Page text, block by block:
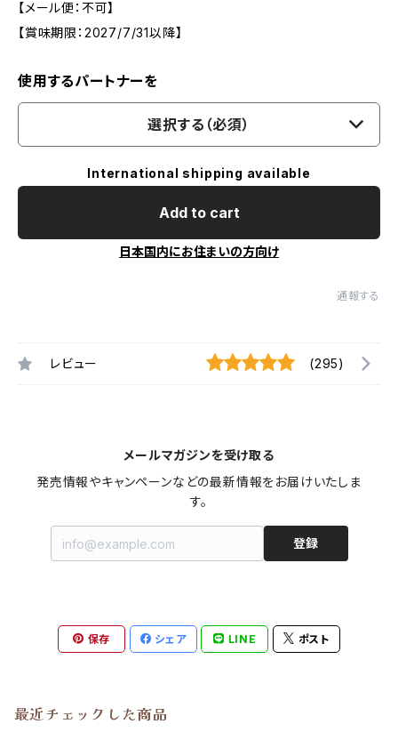
【メール便：不可】
【賞味期限：2027/7/31以降】
使用するパートナーを
選択する（必須）
International shipping available
Add to cart
日本国内にお住まいの方向け
通報する
レビュー (295)
メールマガジンを受け取る
発売情報やキャンペーンなどの最新情報をお届けいたしま
す。
登録
保存 シェア LINE ポスト
最近チェックした商品